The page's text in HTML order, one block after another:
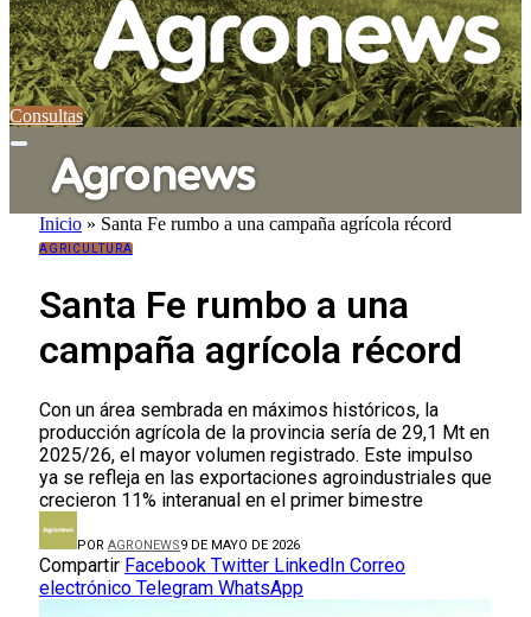
Consultas
Inicio » Santa Fe rumbo a una campaña agrícola récord
AGRICULTURA
Santa Fe rumbo a una
campaña agrícola récord
Con un área sembrada en máximos históricos, la
producción agrícola de la provincia sería de 29,1 Mt en
2025/26, el mayor volumen registrado. Este impulso
ya se refleja en las exportaciones agroindustriales que
crecieron 11% interanual en el primer bimestre
POR AGRONEWS9 DE MAYO DE 2026
Compartir Facebook Twitter LinkedIn Correo
electrónico Telegram WhatsApp